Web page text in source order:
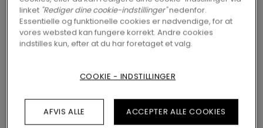
Cleaner.
linket "Rediger dine cookie-indstillinger"nedenfor.
Essentielle og funktionelle cookies er nødvendige, for at
vores websted kan fungere korrekt. Andre cookies
indstilles kun, efter at du har foretaget et valg.
COOKIE - INDSTILLINGER
AFVIS ALLE ACCEPTER ALLE COOKIES